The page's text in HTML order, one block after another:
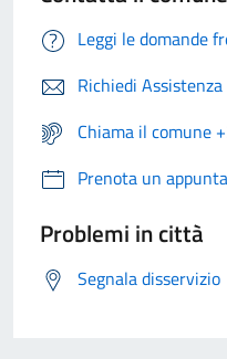
Leggi le domande
Richiedi Assistenza
Chiama il comune
Prenota un
Problemi in città
Segnala disservizio